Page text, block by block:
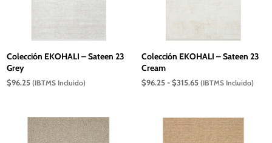
Colección EKOHALI – Sateen 23
Grey
$96.25 (IBTMS Incluido)
Colección EKOHALI – Sateen 23
Cream
$96.25 - $315.65Rango
$96.25
hasta
$315.65
(IBTMS Incluido)